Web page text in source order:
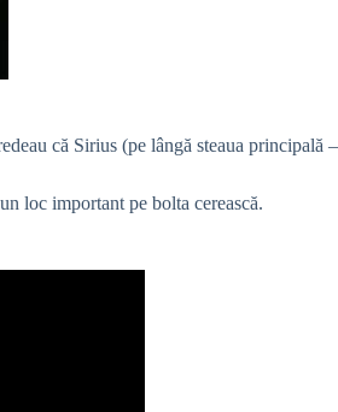
că Sirius (pe lângă steaua principală –
loc important pe bolta cerească.